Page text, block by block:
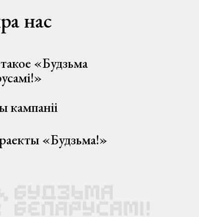
нас
«Будзьма
кампаніі
«Будзьма!»